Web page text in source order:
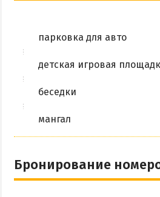
парковка для авто
детская игровая
беседки
мангал
Бронирование